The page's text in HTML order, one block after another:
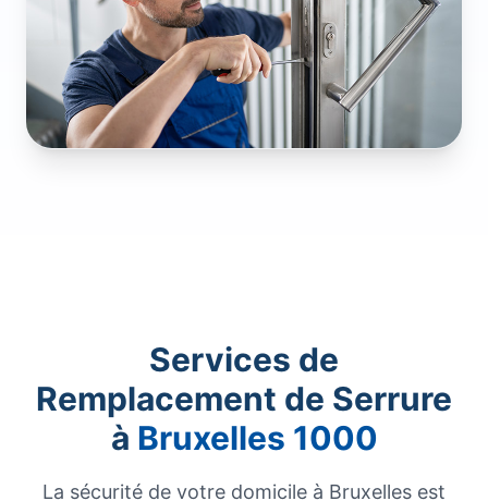
Services de
Remplacement de Serrure
à Bruxelles 1000
La sécurité de votre domicile à Bruxelles est